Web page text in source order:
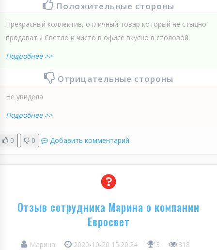
Положительные стороны
Прекрасный коллектив, отличный товар который не стыдно
продавать! Светло и чисто в офисе вкусно в столовой.
Подробнее >>
Отрицательные стороны
Не увидела
Подробнее >>
0 0 Добавить комментарий
Отзыв сотрудника Марина о компании
Евросвет
Марина 2020-10-20 15:20:24 3 318